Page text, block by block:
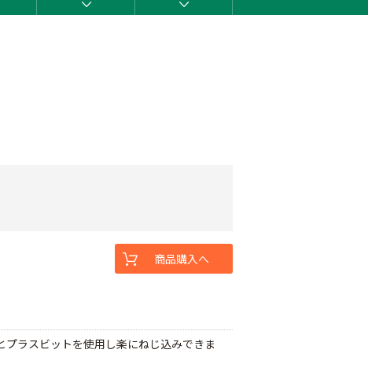
ラスビットを使用し楽にねじ込みできま
商品購入へ